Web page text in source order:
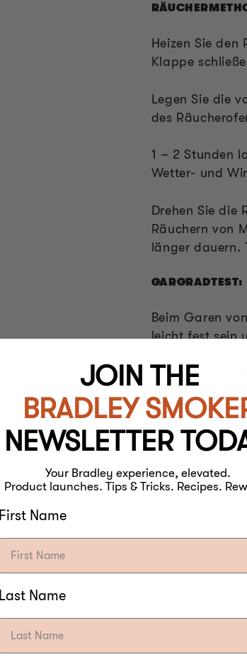
Heizen Sie den
Klappe
Legen Sie die
des
1 – 2 Stunden
Wetter- und
Drehen Sie die
Räuchern von
länger dauern.
GARGRADTEST:
Beim Garen
leicht fest sein
FERTIG ZUM
Vor dem
Heiß servieren:
Kalt servieren:
Mit Crackern
JOIN THE
BRADLEY
NEWSLETTER
Your Bradley experience, elevated.
Product launches. Tips & Tricks. Recipes.
First Name
Last Name